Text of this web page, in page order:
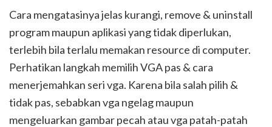
Cara mengatasinya jelas kurangi, remove & uninstall
program maupun aplikasi yang tidak diperlukan,
terlebih bila terlalu memakan resource di computer.
Perhatikan langkah memilih VGA pas & cara
menerjemahkan seri vga. Karena bila salah pilih &
tidak pas, sebabkan vga ngelag maupun
mengeluarkan gambar pecah atau vga patah-patah